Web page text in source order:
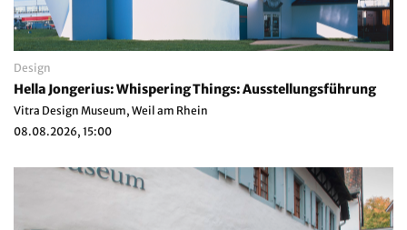
Design
Hella Jongerius: Whispering Things: Ausstellungsführung
Vitra Design Museum, Weil am Rhein
08.08.2026, 15:00